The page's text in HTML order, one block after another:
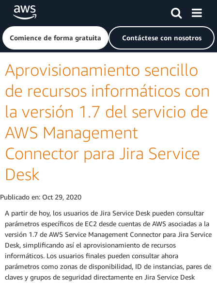
Saltar al contenido principal
Haga clic aquí para volver a la página de inicio de Amazon
Comience de forma gratuita Contáctese con nosotros
Aprovisionamiento sencillo
de recursos informáticos con
la versión 1.7 del servicio de
AWS Management
Connector para Jira Service
Desk
Publicado en: Oct 29, 2020
A partir de hoy, los usuarios de Jira Service Desk pueden consultar
parámetros específicos de EC2 desde cuentas de AWS asociadas a la
versión 1.7 de AWS Service Management Connector para Jira Service
Desk, simplificando así el aprovisionamiento de recursos
informáticos. Los usuarios finales pueden consultar ahora
parámetros como zonas de disponibilidad, ID de instancias, pares de
claves y grupos de seguridad directamente en Jira Service Desk